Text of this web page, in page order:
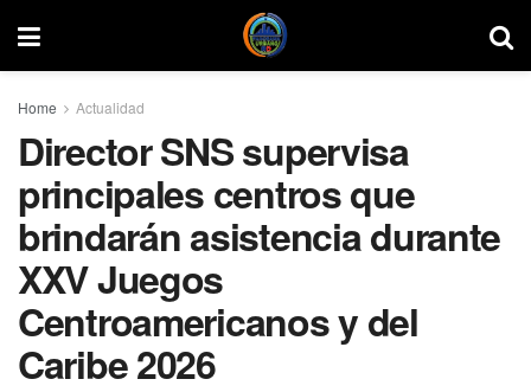
Home Actualidad
Director SNS supervisa
principales centros que
brindarán asistencia durante
XXV Juegos
Centroamericanos y del
Caribe 2026